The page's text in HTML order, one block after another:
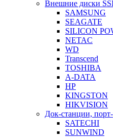
Внешние диски
SAMSUNG
SEAGATE
SILICON
NETAC
WD
Transcend
TOSHIBA
A-DATA
HP
KINGSTON
HIKVISION
Док-станции,
SATECHI
SUNWIND